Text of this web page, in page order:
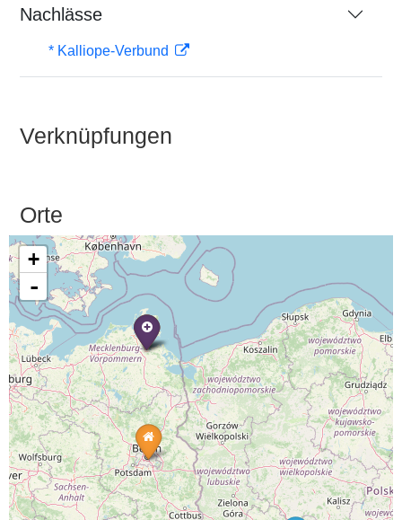
Nachlässe
* Kalliope-Verbund
Verknüpfungen
Orte
+
-